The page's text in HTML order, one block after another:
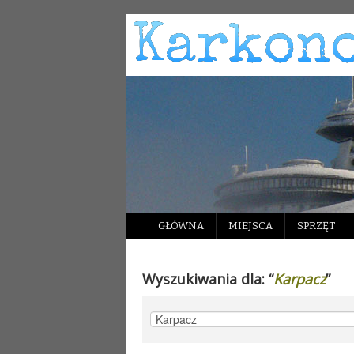
GŁÓWNA MIEJSCA SPRZĘT
Wyszukiwania dla: “Karpacz”